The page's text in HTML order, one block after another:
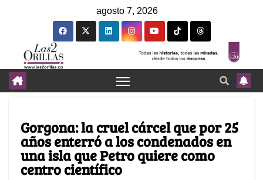
agosto 7, 2026
Gorgona: la cruel cárcel que por 25
años enterró a los condenados en
una isla que Petro quiere como
centro científico